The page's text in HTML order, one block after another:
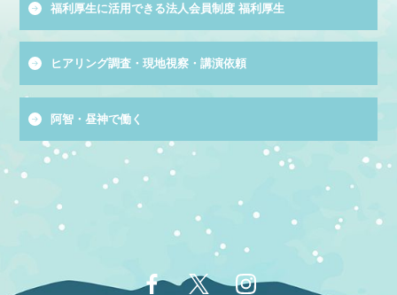
福利厚生に活用できる法人会員制度 福利厚生
ヒアリング調査・現地視察・講演依頼
阿智・昼神で働く